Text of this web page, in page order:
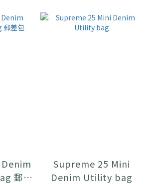
郵差
Supreme 25 Mini
Denim Utility bag